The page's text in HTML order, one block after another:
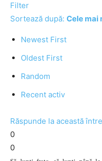
Filter
Sortează după: Cele mai
Newest First
Oldest First
Random
Recent activ
Răspunde la această
0
0